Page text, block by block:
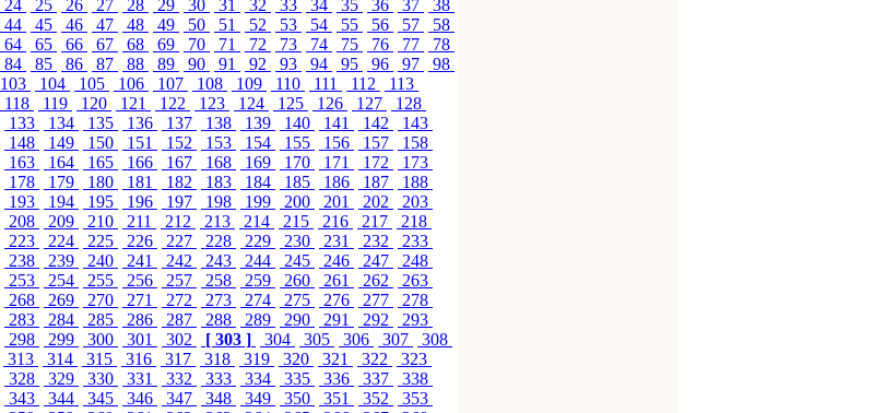
24 25 26 27 28 29 30 31 32 33 34 35 36 37
38
44 45 46 47 48 49 50 51 52 53 54 55 56 57
58
64 65 66 67 68 69 70 71 72 73 74 75 76 77
78
84 85 86 87 88 89 90 91 92 93 94 95 96 97
98
103 104 105 106 107 108 109 110 111 112
113
118 119 120 121 122 123 124 125 126 127
128
133 134 135 136 137 138 139 140 141 142
143
148 149 150 151 152 153 154 155 156 157
158
163 164 165 166 167 168 169 170 171 172
173
178 179 180 181 182 183 184 185 186 187
188
193 194 195 196 197 198 199 200 201 202
203
208 209 210 211 212 213 214 215 216 217
218
223 224 225 226 227 228 229 230 231 232
233
238 239 240 241 242 243 244 245 246 247
248
253 254 255 256 257 258 259 260 261 262
263
268 269 270 271 272 273 274 275 276 277
278
283 284 285 286 287 288 289 290 291 292
293
298 299 300 301 302 [ 303 ] 304 305 306 307
308
313 314 315 316 317 318 319 320 321 322
323
328 329 330 331 332 333 334 335 336 337
338
343 344 345 346 347 348 349 350 351 352
353